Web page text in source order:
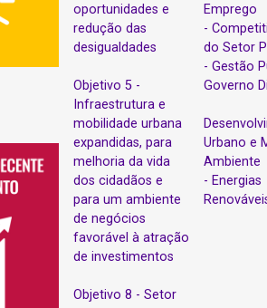
oportunidades e
redução das
desigualdades
Objetivo 5 -
Infraestrutura e
mobilidade urbana
expandidas, para
melhoria da vida
dos cidadãos e
para um ambiente
de negócios
favorável à atração
de investimentos
Objetivo 8 - Setor
Emprego
-
do Setor
- Gestão
Governo
Urbano e
Ambiente
- Energias